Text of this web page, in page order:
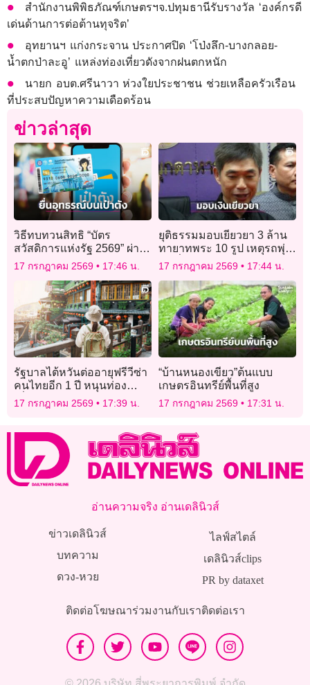
สำนักงานพิพิธภัณฑ์เกษตรฯจ.ปทุมธานีรับรางวัล ‘องค์กรดี
เด่นด้านการต่อต้านทุจริต’
อุทยานฯ แก่งกระจาน ประกาศปิด ‘โป่งลึก-บางกลอย-
น้ำตกป่าละอู’ แหล่งท่องเที่ยวดังจากฝนตกหนัก
นายก อบต.ศรีนาวา ห่วงใยประชาชน ช่วยเหลือครัวเรือน
ที่ประสบปัญหาความเดือดร้อน
ข่าวล่าสุด
วิธีทบทวนสิทธิ “บัตร
สวัสดิการแห่งรัฐ 2569” ผ่าน
แอปเป๋าตัง หากไม่ผ่านเกณฑ์
17 กรกฎาคม 2569 17:46 น.
ยุติธรรมมอบเยียวยา 3 ล้าน
ทายาทพระ 10 รูป เหตุรถพุ่ง
ชนที่มุกดาหาร เร่งคุ้มครอง
สิทธิผู้เสียหาย
17 กรกฎาคม 2569 17:44 น.
รัฐบาลไต้หวันต่ออายุฟรีวีซ่า
คนไทยอีก 1 ปี หนุนท่อง
เที่ยว-เศรษฐกิจ
17 กรกฎาคม 2569 17:39 น.
“บ้านหนองเขียว”ต้นแบบ
เกษตรอินทรีย์พื้นที่สูง
17 กรกฎาคม 2569 17:31 น.
อ่านความจริง อ่านเดลินิวส์
ข่าวเดลินิวส์
บทความ
ดวง-หวย
ไลฟ์สไตล์
เดลินิวส์clips
PR by dataxet
ติดต่อโฆษณาร่วมงานกับเราติดต่อเรา